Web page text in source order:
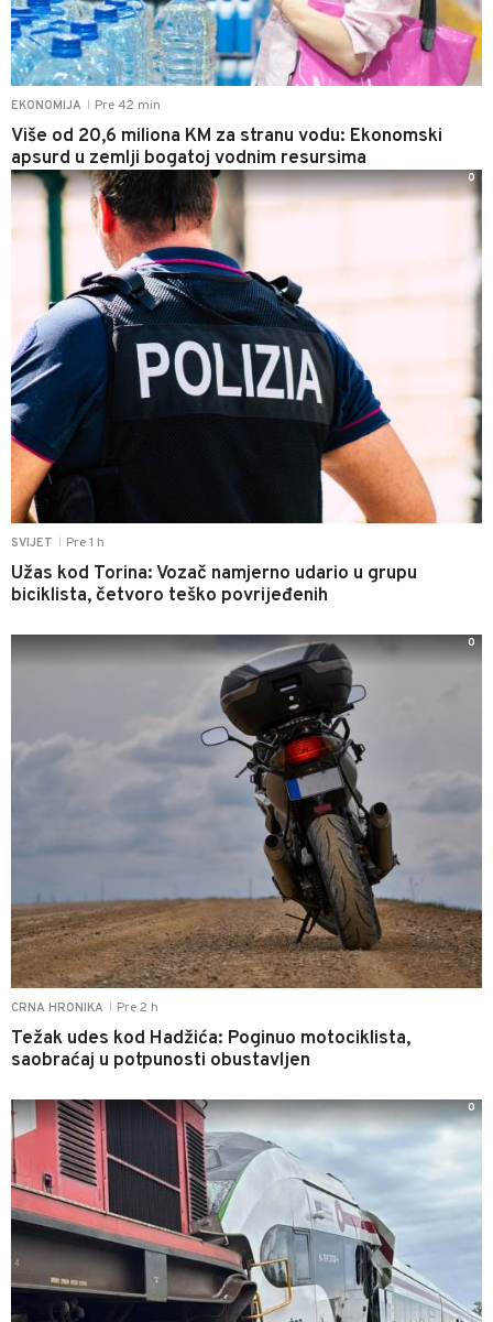
EKONOMIJA Pre 42 min
Više od 20,6 miliona KM za stranu vodu: Ekonomski
apsurd u zemlji bogatoj vodnim resursima
SVIJET Pre 1 h
Užas kod Torina: Vozač namjerno udario u grupu
biciklista, četvoro teško povrijeđenih
0
CRNA HRONIKA Pre 2 h
Težak udes kod Hadžića: Poginuo motociklista,
saobraćaj u potpunosti obustavljen
0
0